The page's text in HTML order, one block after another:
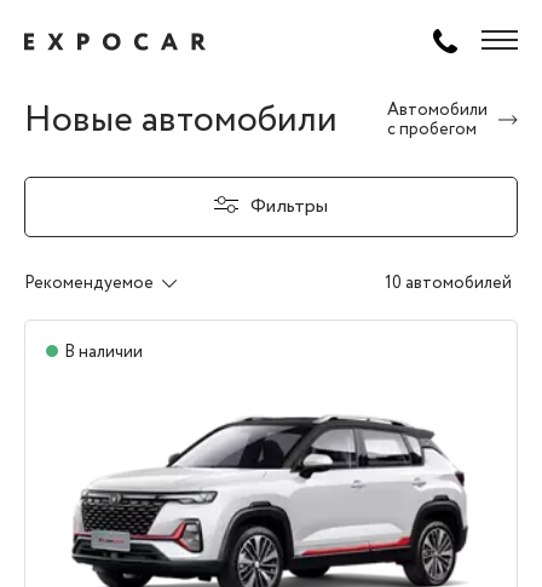
Новые автомобили
Автомобили
с пробегом
Фильтры
Рекомендуемое 10 автомобилей
В наличии